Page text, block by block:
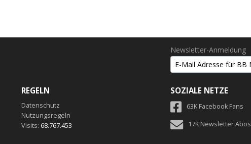
Newsletter-Anmeldung
REGELN
Datenschutz
Nutzungsregeln
Visits: 68.767.453
SOZIALE NETZE
63K Facebook Fans
17K Newsletter Abos